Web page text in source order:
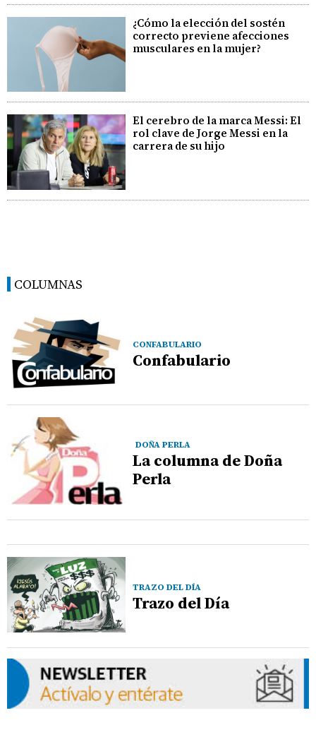
¿Cómo la elección del sostén
correcto previene afecciones
musculares en la mujer?
El cerebro de la marca Messi: El
rol clave de Jorge Messi en la
carrera de su hijo
COLUMNAS
CONFABULARIO
Confabulario
DOÑA PERLA
La columna de Doña
Perla
TRAZO DEL DÍA
Trazo del Día